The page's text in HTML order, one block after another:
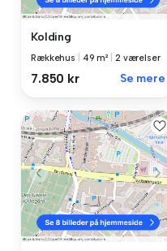
Kolding
Rækkehus 49 m² 2 værelser
7.850 kr Se mere